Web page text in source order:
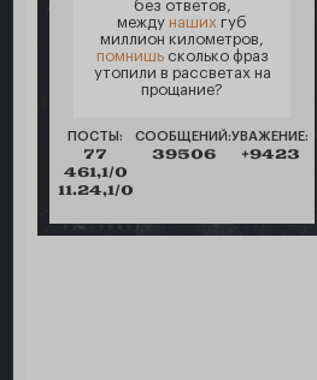
без ответов,
между наших губ
миллион километров,
помнишьсколько фраз
утопили в рассветах на
прощание?
ПОСТЫ:
77
461,1/0
11.24,1/0
СООБЩЕНИЙ:
39506
УВАЖЕНИЕ:
+9423